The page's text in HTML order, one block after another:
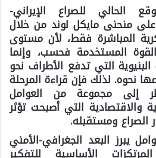
الحالي للصراع الإيراني-
على منحنى مايكل لوند من خلال
المباشرة فقط، لأن مستوى
المستخدمة فحسب، وإنما
التي تدفع الأطراف نحو
نحوه. لذلك فإن قراءة المرحلة
إلى مجموعة من العوامل
والاقتصادية التي أصبحت تؤثر
ومستقبله.
يبرز البعد الجغرافي-الأمني
الأساسية للتفكير